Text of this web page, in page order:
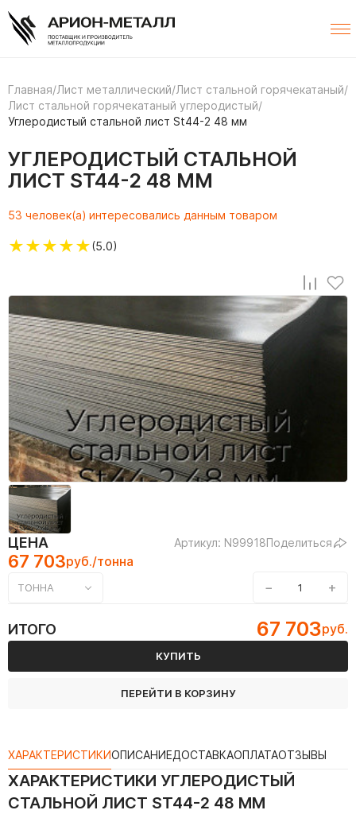
Главная/Лист металлический/Лист стальной горячекатаный/
Лист стальной горячекатаный углеродистый/
Углеродистый стальной лист St44-2 48 мм
УГЛЕРОДИСТЫЙ СТАЛЬНОЙ
ЛИСТ ST44-2 48 ММ
53 человек(а) интересовались данным товаром
★★★★★(5.0)
ЦЕНА Артикул: N99918Поделиться
67 703руб./тонна
ТОННА − +
ИТОГО 67 703руб.
КУПИТЬ
ПЕРЕЙТИ В КОРЗИНУ
ХАРАКТЕРИСТИКИОПИСАНИЕДОСТАВКАОПЛАТАОТЗЫВЫ
ХАРАКТЕРИСТИКИ УГЛЕРОДИСТЫЙ
СТАЛЬНОЙ ЛИСТ ST44-2 48 ММ